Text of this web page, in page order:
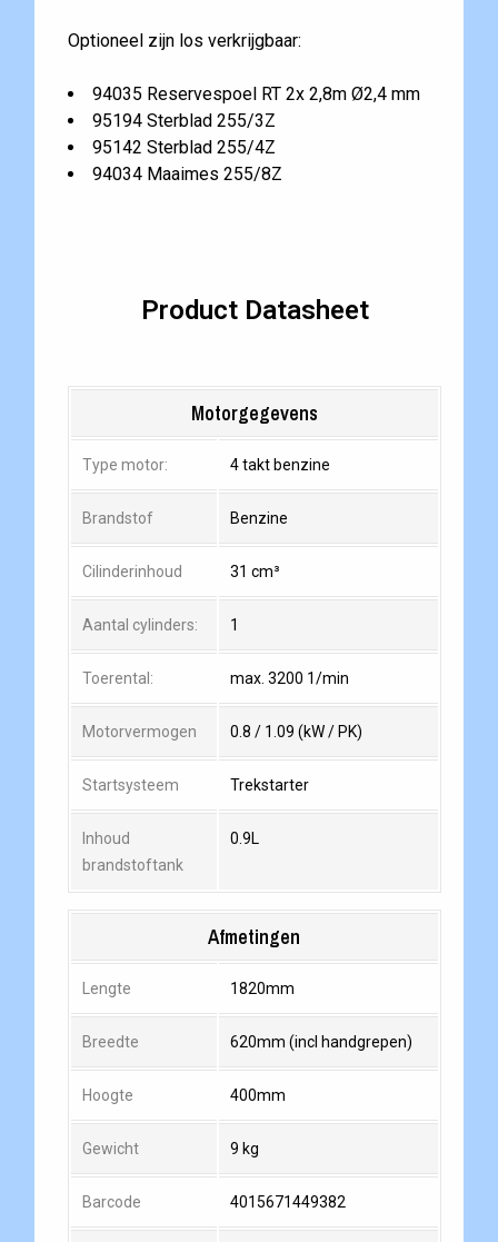
Optioneel zijn los verkrijgbaar:
94035 Reservespoel RT 2x 2,8m Ø2,4 mm
95194 Sterblad 255/3Z
95142 Sterblad 255/4Z
94034 Maaimes 255/8Z
Product Datasheet
Motorgegevens
Type motor: 4 takt benzine
Brandstof Benzine
Cilinderinhoud 31 cm³
Aantal cylinders: 1
Toerental: max. 3200 1/min
Motorvermogen 0.8 / 1.09 (kW / PK)
Startsysteem Trekstarter
Inhoud
brandstoftank
0.9L
Afmetingen
Lengte 1820mm
Breedte 620mm (incl handgrepen)
Hoogte 400mm
Gewicht 9 kg
Barcode 4015671449382